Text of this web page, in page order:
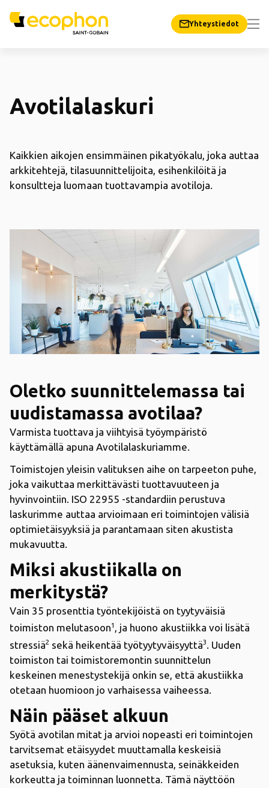
Yhteystiedot
Avotilalaskuri
Kaikkien aikojen ensimmäinen pikatyökalu, joka auttaa
arkkitehtejä, tilasuunnittelijoita, esihenkilöitä ja
konsultteja luomaan tuottavampia avotiloja.
Oletko suunnittelemassa tai
uudistamassa avotilaa?
Varmista tuottava ja viihtyisä työympäristö
käyttämällä apuna Avotilalaskuriamme.
Toimistojen yleisin valituksen aihe on tarpeeton puhe,
joka vaikuttaa merkittävästi tuottavuuteen ja
hyvinvointiin. ISO 22955 -standardiin perustuva
laskurimme auttaa arvioimaan eri toimintojen välisiä
optimietäisyyksiä ja parantamaan siten akustista
mukavuutta.
Miksi akustiikalla on
merkitystä?
Vain 35 prosenttia työntekijöistä on tyytyväisiä
toimiston melutasoon1
, ja huono akustiikka voi lisätä
stressiä2 sekä heikentää työtyytyväisyyttä3
. Uuden
toimiston tai toimistoremontin suunnittelun
keskeinen menestystekijä onkin se, että akustiikka
otetaan huomioon jo varhaisessa vaiheessa.
Näin pääset alkuun
Syötä avotilan mitat ja arvioi nopeasti eri toimintojen
tarvitsemat etäisyydet muuttamalla keskeisiä
asetuksia, kuten äänenvaimennusta, seinäkkeiden
korkeutta ja toiminnan luonnetta. Tämä näyttöön